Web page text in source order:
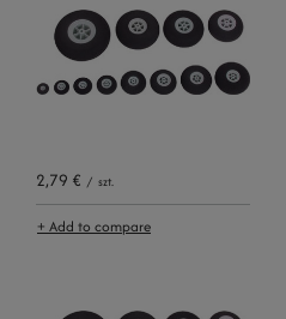
2,79 € / szt.
+ Add to compare